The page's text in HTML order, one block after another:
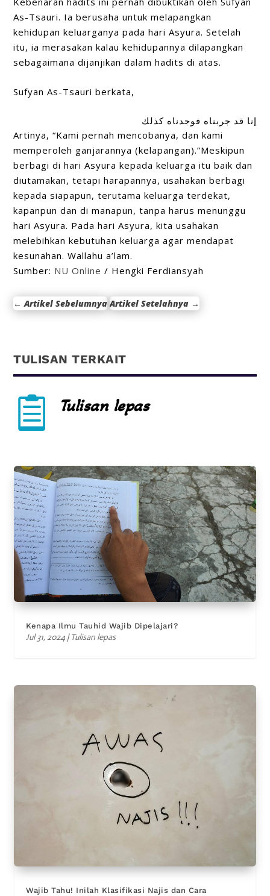
As-Tsauri. Ia berusaha untuk melapangkan
kehidupan keluarganya pada hari Asyura. Setelah
itu, ia merasakan kalau kehidupannya dilapangkan
sebagaimana dijanjikan dalam hadits di atas.
Sufyan As-Tsauri berkata,
إنا قد جربناه فوجدناه كذلك
Artinya, “Kami pernah mencobanya, dan kami
memperoleh ganjarannya (kelapangan).”Meskipun
berbagi di hari Asyura kepada keluarga itu baik dan
diutamakan, tetapi harapannya, usahakan berbagi
kepada siapapun, terutama keluarga terdekat,
kapanpun dan di manapun, tanpa harus menunggu
hari Asyura. Pada hari Asyura, kita usahakan
melebihkan kebutuhan keluarga agar mendapat
kesunahan. Wallahu a’lam.
Sumber: NU Online / Hengki Ferdiansyah
←Artikel Sebelumnya Artikel Setelahnya →
TULISAN TERKAIT
 Tulisan lepas
Kenapa Ilmu Tauhid Wajib Dipelajari?
Jul 31, 2024|Tulisan lepas
Wajib Tahu! Inilah Klasifikasi Najis dan Cara